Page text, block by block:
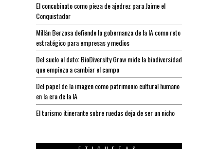
El concubinato como pieza de ajedrez para Jaime el
Conquistador
Millán Berzosa defiende la gobernanza de la IA como reto
estratégico para empresas y medios
Del suelo al dato: BioDiversity Grow mide la biodiversidad
que empieza a cambiar el campo
Del papel de la imagen como patrimonio cultural humano
en la era de la IA
El turismo itinerante sobre ruedas deja de ser un nicho